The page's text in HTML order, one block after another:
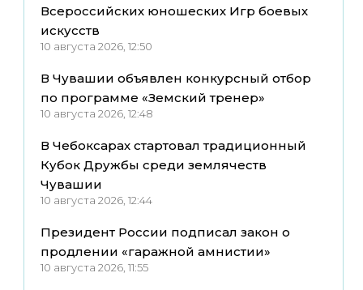
Всероссийских юношеских Игр боевых
искусств
10 августа 2026, 12:50
В Чувашии объявлен конкурсный отбор
по программе «Земский тренер»
10 августа 2026, 12:48
В Чебоксарах стартовал традиционный
Кубок Дружбы среди землячеств
Чувашии
10 августа 2026, 12:44
Президент России подписал закон о
продлении «гаражной амнистии»
10 августа 2026, 11:55